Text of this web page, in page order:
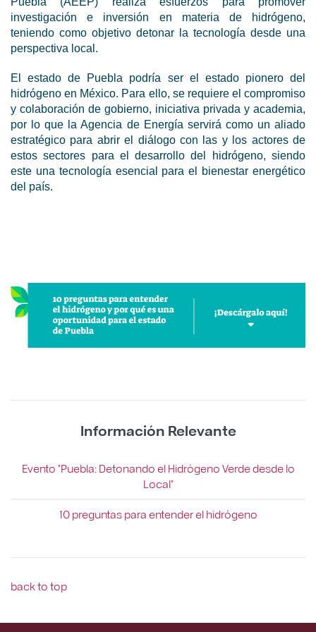
investigación e inversión en materia de hidrógeno,
teniendo como objetivo detonar la tecnología desde una
perspectiva local.
El estado de Puebla podría ser el estado pionero del
hidrógeno en México. Para ello, se requiere el compromiso
y colaboración de gobierno, iniciativa privada y academia,
por lo que la Agencia de Energía servirá como un aliado
estratégico para abrir el diálogo con las y los actores de
estos sectores para el desarrollo del hidrógeno, siendo
este una tecnología esencial para el bienestar energético
del país.
Información Relevante
Evento "Puebla: Detonando el Hidrógeno Verde desde lo
Local"
10 preguntas para entender el hidrógeno
back to top